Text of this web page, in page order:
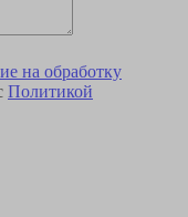
на обработку
Политикой